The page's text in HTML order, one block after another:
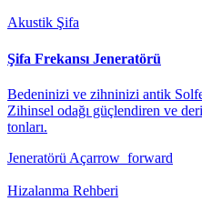
Akustik Şifa
Şifa Frekansı Jeneratörü
Bedeninizi ve zihninizi antik
Zihinsel odağı güçlendiren ve
tonları.
Jeneratörü Açarrow_forward
Hizalanma Rehberi